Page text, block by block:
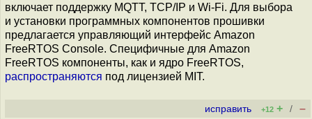
включает поддержку MQTT, TCP/IP и Wi-Fi. Для выбора
и установки программных компонентов прошивки
предлагается управляющий интерфейс Amazon
FreeRTOS Console. Специфичные для Amazon
FreeRTOS компоненты, как и ядро FreeRTOS,
распространяются под лицензией MIT.
исправить +12 + / –